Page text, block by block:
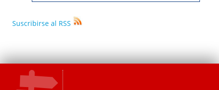
Suscribirse al RSS